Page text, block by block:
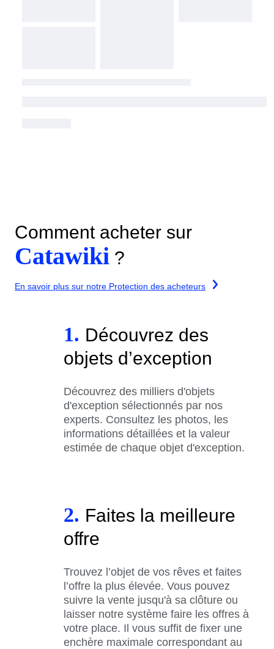
Comment acheter sur
Catawiki ?
En savoir plus sur notre Protection des acheteurs
1. Découvrez des
objets d’exception
Découvrez des milliers d'objets
d'exception sélectionnés par nos
experts. Consultez les photos, les
informations détaillées et la valeur
estimée de chaque objet d'exception.
2. Faites la meilleure
offre
Trouvez l’objet de vos rêves et faites
l’offre la plus élevée. Vous pouvez
suivre la vente jusqu'à sa clôture ou
laisser notre système faire les offres à
votre place. Il vous suffit de fixer une
enchère maximale correspondant au